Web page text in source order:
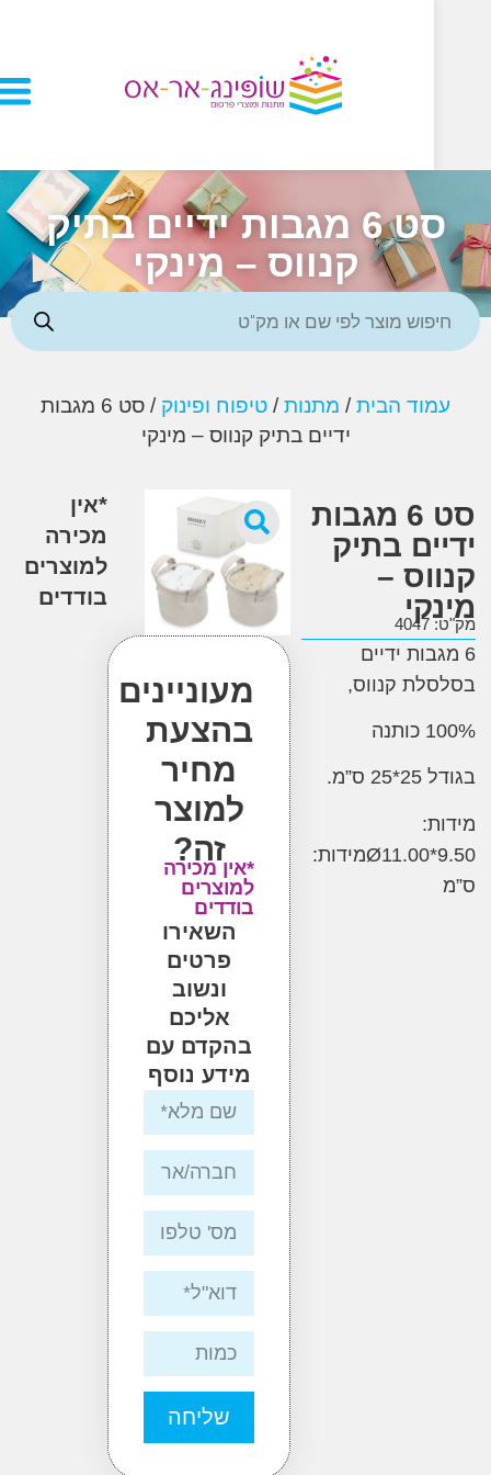
סט 6 מגבות ידיים בתיק
קנווס – מינקי
הבית/מתנות /טיפוח ופינוק
/ סט 6 מגבות
ידיים בתיק קנווס – מינקי
סט 6 מגבות
בתיק
–
ידיים
קנווס,
כותנה
.
מידות:
מעוניינים
בהצעת
מחיר
למוצר
*אין מכירה
למוצרים
בודדים
השאירו
פרטים
אליכם
בהקדם עם
מידע נוסף
שליחה
מכירה
למוצרים
בודדים